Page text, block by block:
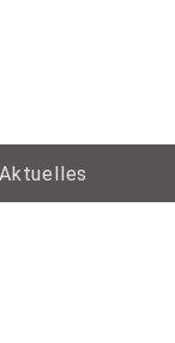
Aktuelles